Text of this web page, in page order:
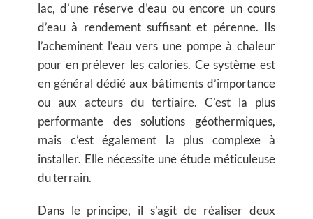
lac, d’une réserve d’eau ou encore un cours
d’eau à rendement suffisant et pérenne. Ils
l’acheminent l’eau vers une pompe à chaleur
pour en prélever les calories. Ce système est
en général dédié aux bâtiments d’importance
ou aux acteurs du tertiaire. C’est la plus
performante des solutions géothermiques,
mais c’est également la plus complexe à
installer. Elle nécessite une étude méticuleuse
du terrain.
Dans le principe, il s’agit de réaliser deux